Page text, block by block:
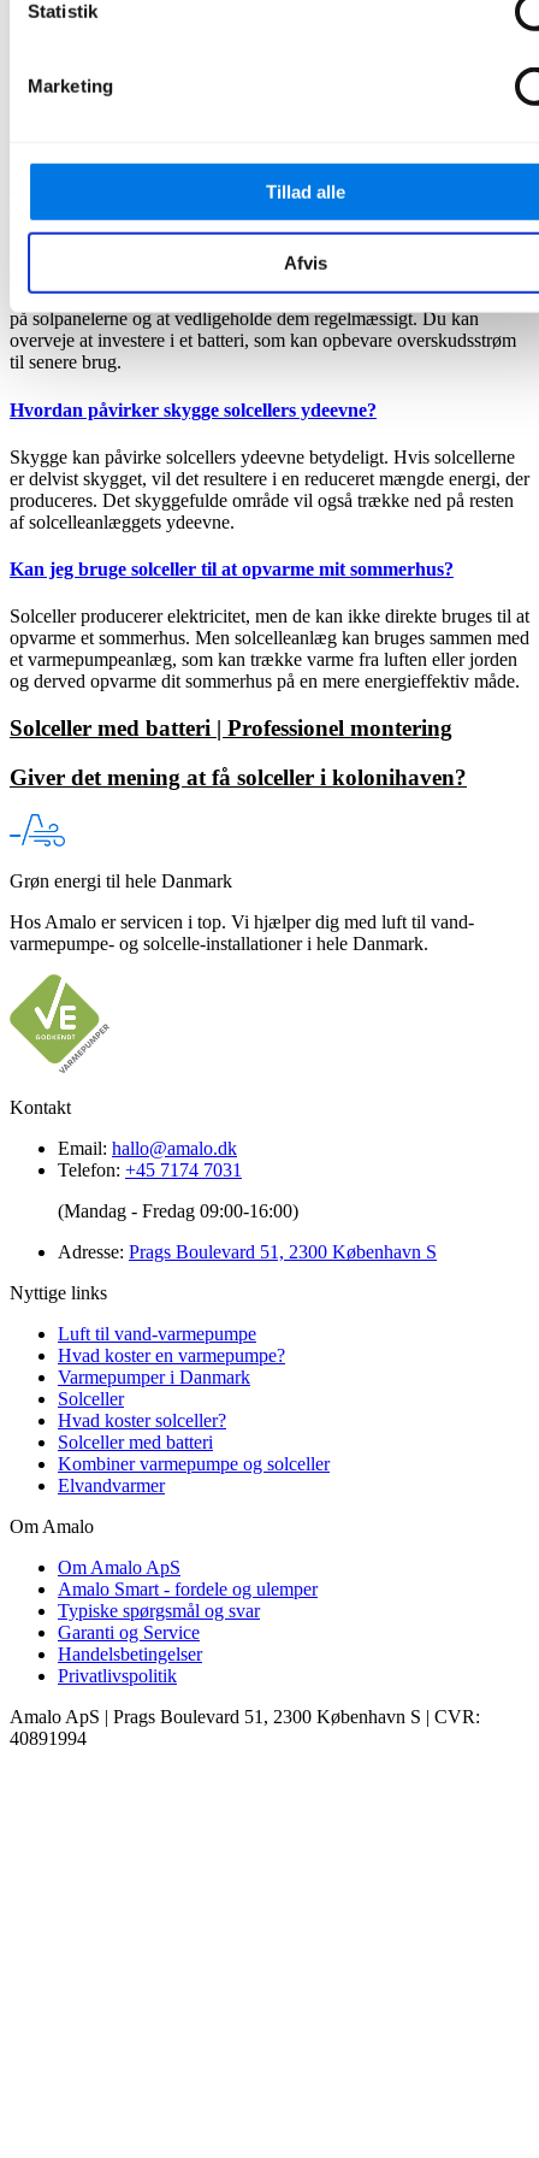
Statistik
Marketing
Tillad alle
Afvis
verden og kan producere strøm selv ved lave indstrålinger,
penge og være mere bæredygtig, men også øge værdien af sit
Hvordan kan jeg maksimere udbyttet af mine solceller i
For at maksimere udbyttet af solceller i sommerhuset bør du først
dimensionere solcelleanlægget korrekt og placere solpanelerne på et
sted med maksimal solstråling. Det er også vigtigt at undgå skygge
på solpanelerne og at vedligeholde dem regelmæssigt. Du kan
overveje at investere i et batteri, som kan opbevare overskudsstrøm
til senere brug.
Hvordan påvirker skygge solcellers ydeevne?
Skygge kan påvirke solcellers ydeevne betydeligt. Hvis solcellerne
er delvist skygget, vil det resultere i en reduceret mængde energi, der
produceres. Det skyggefulde område vil også trække ned på resten
af solcelleanlæggets ydeevne.
Kan jeg bruge solceller til at opvarme mit sommerhus?
Solceller producerer elektricitet, men de kan ikke direkte bruges til at
opvarme et sommerhus. Men solcelleanlæg kan bruges sammen med
et varmepumpeanlæg, som kan trække varme fra luften eller jorden
og derved opvarme dit sommerhus på en mere energieffektiv måde.
Solceller med batteri | Professionel montering
Giver det mening at få solceller i kolonihaven?
Grøn energi til hele Danmark
Hos Amalo er servicen i top. Vi hjælper dig med luft til vand-
varmepumpe- og solcelle-installationer i hele Danmark.
Kontakt
Email: hallo@amalo.dk
Telefon: +45 7174 7031
(Mandag - Fredag 09:00-16:00)
Adresse: Prags Boulevard 51, 2300 København S
Nyttige links
Luft til vand-varmepumpe
Hvad koster en varmepumpe?
Varmepumper i Danmark
Solceller
Hvad koster solceller?
Solceller med batteri
Kombiner varmepumpe og solceller
Elvandvarmer
Om Amalo
Om Amalo ApS
Amalo Smart - fordele og ulemper
Typiske spørgsmål og svar
Garanti og Service
Handelsbetingelser
Privatlivspolitik
Amalo ApS | Prags Boulevard 51, 2300 København S | CVR:
40891994